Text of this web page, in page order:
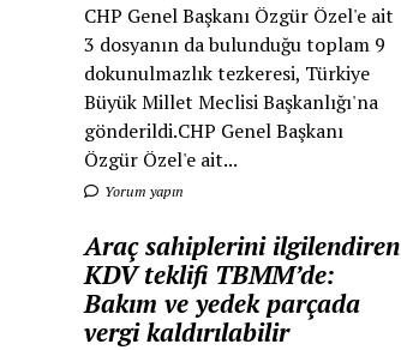
CHP Genel Başkanı Özgür Özel'e ait
3 dosyanın da bulunduğu toplam 9
dokunulmazlık tezkeresi, Türkiye
Büyük Millet Meclisi Başkanlığı'na
gönderildi.CHP Genel Başkanı
Özgür Özel'e ait...
Yorum yapın
Araç sahiplerini ilgilendiren
KDV teklifi TBMM’de:
Bakım ve yedek parçada
vergi kaldırılabilir